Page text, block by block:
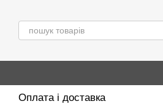
Оплата і доставка